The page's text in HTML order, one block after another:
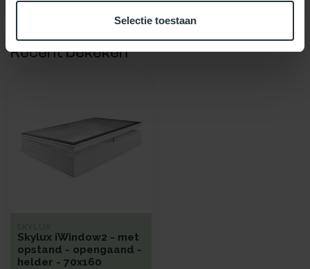
Selectie toestaan
Recent bekeken
SKYLUX
Skylux iWindow2 - met
opstand - opengaand -
helder - 70x160